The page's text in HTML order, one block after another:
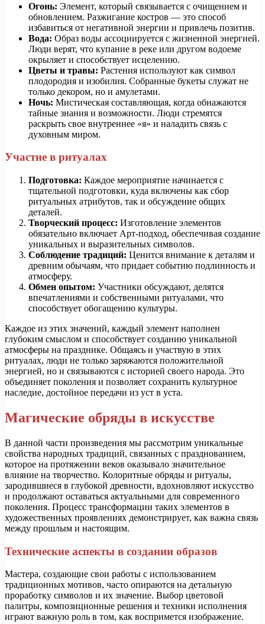
Огонь: Элемент, который связывается с очищением и
обновлением. Разжигание костров — это способ
избавиться от негативной энергии и привлечь позитив.
Вода: Образ воды ассоциируется с жизненной энергией.
Люди верят, что купание в реке или другом водоеме
окрыляет и способствует исцелению.
Цветы и травы: Растения используют как символ
плодородия и изобилия. Собранные букеты служат не
только декором, но и амулетами.
Ночь: Мистическая составляющая, когда обнажаются
тайные знания и возможности. Люди стремятся
раскрыть свое внутреннее «я» и наладить связь с
духовным миром.
Участие в ритуалах
Подготовка: Каждое мероприятие начинается с
тщательной подготовки, куда включены как сбор
ритуальных атрибутов, так и обсуждение общих
деталей.
Творческий процесс: Изготовление элементов
обязательно включает Aрт-подход, обеспечивая создание
уникальных и выразительных символов.
Соблюдение традиций: Ценится внимание к деталям и
древним обычаям, что придает событию подлинность и
атмосферу.
Обмен опытом: Участники обсуждают, делятся
впечатлениями и собственными ритуалами, что
способствует обогащению культуры.
Каждое из этих значений, каждый элемент наполнен
глубоким смыслом и способствует созданию уникальной
атмосферы на празднике. Общаясь и участвую в этих
ритуалах, люди не только заряжаются положительной
энергией, но и связываются с историей своего народа. Это
объединяет поколения и позволяет сохранить культурное
наследие, достойное передачи из уст в уста.
Магические обряды в искусстве
В данной части произведения мы рассмотрим уникальные
свойства народных традиций, связанных с празднованием,
которое на протяжении веков оказывало значительное
влияние на творчество. Колоритные обряды и ритуалы,
зародившиеся в глубокой древности, вдохновляют искусство
и продолжают оставаться актуальными для современного
поколения. Процесс трансформации таких элементов в
художественных проявлениях демонстрирует, как важна связь
между прошлым и настоящим.
Технические аспекты в создании образов
Мастера, создающие свои работы с использованием
традиционных мотивов, часто опираются на детальную
проработку символов и их значение. Выбор цветовой
палитры, композиционные решения и техники исполнения
играют важную роль в том, как воспримется изображение.